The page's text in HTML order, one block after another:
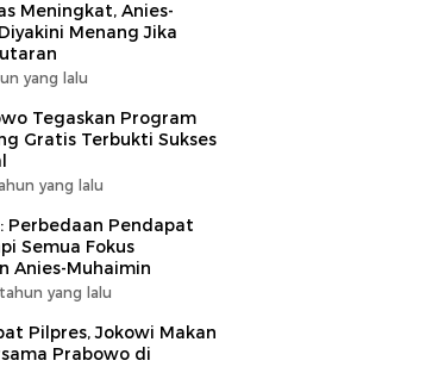
Meningkat, Anies-
Menang Jika
yang lalu
Tegaskan Program
Gratis Terbukti Sukses
yang lalu
Perbedaan Pendapat
Semua Fokus
Anies-Muhaimin
yang lalu
Pilpres, Jokowi Makan
Prabowo di